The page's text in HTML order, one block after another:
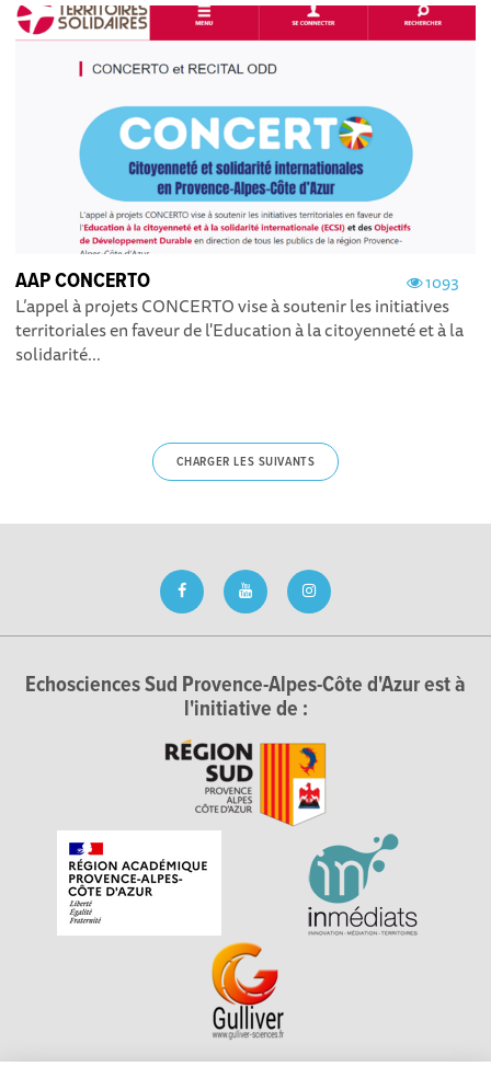
1093
AAP CONCERTO
L’appel à projets CONCERTO vise à soutenir les initiatives
territoriales en faveur de l'Education à la citoyenneté et à la
solidarité...
CHARGER LES SUIVANTS
Echosciences Sud Provence-Alpes-Côte d'Azur est à
l'initiative de :